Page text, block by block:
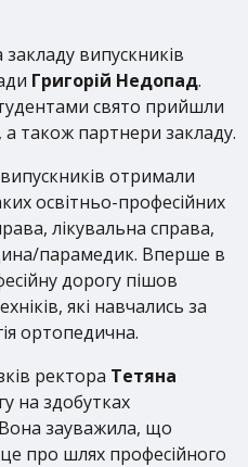
закладу випускників
Григорій Недопад.
свято прийшли
а також партнери закладу.
отримали
освітньо-професійних
лікувальна справа,
парамедик. Вперше в
дорогу пішов
які навчались за
ортопедична.
ректора Тетяна
на здобутках
зауважила, що
про шлях професійного